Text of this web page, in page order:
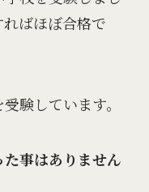
ばほぼ合格で
験しています。
事はありません